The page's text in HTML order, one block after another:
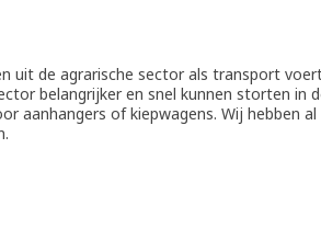
de agrarische sector als transport
belangrijker en snel kunnen storten in
aanhangers of kiepwagens. Wij hebben